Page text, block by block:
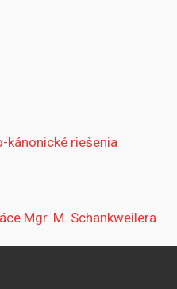
kánonické riešenia
Mgr. M. Schankweilera